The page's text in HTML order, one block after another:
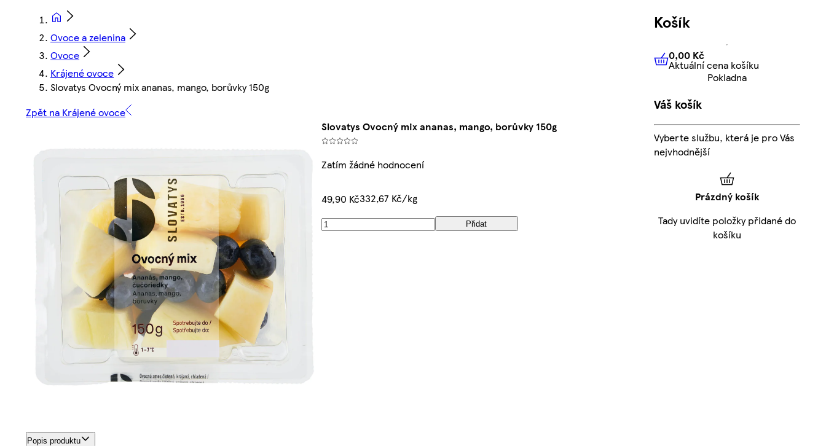
Ovoce a zelenina
Ovoce
Krájené ovoce
Slovatys Ovocný mix ananas, mango, borůvky 150g
Zpět na Krájené ovoce
Slovatys Ovocný mix ananas, mango, borůvky 150g
Zatím žádné hodnocení
49,90 Kč332,67 Kč/kg
Přidat
Popis produktu
Košík
0,00 KčAktuální cena košíku
0,00 Kč
Aktuální cena košíku
Pokladna
Váš košík
Vyberte službu, která je pro Vás
nejvhodnější
Prázdný košík
Tady uvidíte položky přidané do
košíku